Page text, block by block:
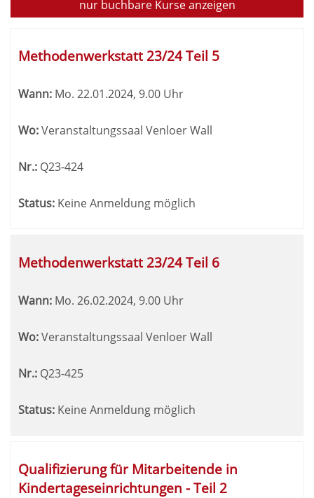
nur buchbareKurse anzeigen
Tabellenüberschriften
können
werden.
Methodenwerkstatt 23/24 Teil 5
Wann: Mo. 22.01.2024, 9.00 Uhr
Wo:Veranstaltungssaal Venloer Wall
Nr.: Q23-424
Status: Keine Anmeldung möglich
Methodenwerkstatt 23/24 Teil 6
Wann: Mo. 26.02.2024, 9.00 Uhr
Wo:Veranstaltungssaal Venloer Wall
Nr.: Q23-425
Status: Keine Anmeldung möglich
Qualifizierung für Mitarbeitende in
Kindertageseinrichtungen - Teil 2